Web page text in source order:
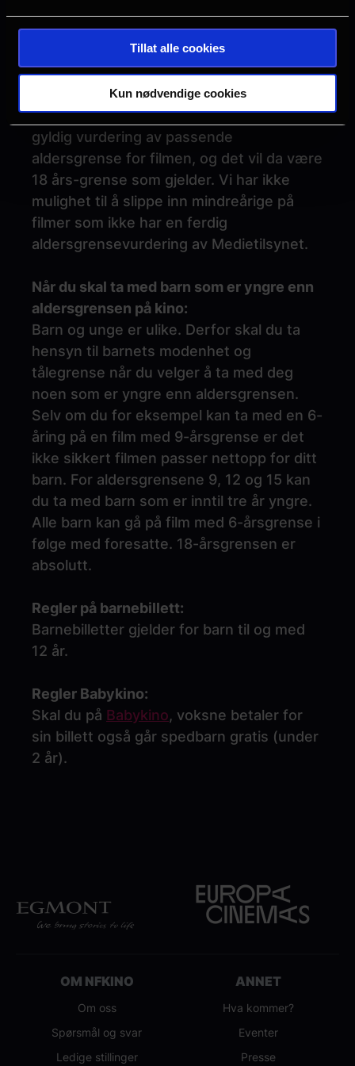
Tillat alle cookies
Kun nødvendige cookies
Dersom filmen ikke er ferdig vurdert av
Medietilsynet vil det stå "TBC" i
aldersgrensefeltet. Vi har da ikke en
gyldig vurdering av passende
aldersgrense for filmen, og det vil da være
18 års-grense som gjelder. Vi har ikke
mulighet til å slippe inn mindreårige på
filmer som ikke har en ferdig
aldersgrensevurdering av Medietilsynet.
Når du skal ta med barn som er yngre enn
aldersgrensen på kino:
Barn og unge er ulike. Derfor skal du ta
hensyn til barnets modenhet og
tålegrense når du velger å ta med deg
noen som er yngre enn aldersgrensen.
Selv om du for eksempel kan ta med en 6-
åring på en film med 9-årsgrense er det
ikke sikkert filmen passer nettopp for ditt
barn. For aldersgrensene 9, 12 og 15 kan
du ta med barn som er inntil tre år yngre.
Alle barn kan gå på film med 6-årsgrense i
følge med foresatte. 18-årsgrensen er
absolutt.
Regler på barnebillett:
Barnebilletter gjelder for barn til og med
12 år.
Regler Babykino:
Skal du på Babykino, voksne betaler for
sin billett også går spedbarn gratis (under
2 år).
OM NFKINO
Om oss
Spørsmål og svar
Ledige stillinger
ANNET
Hva kommer?
Eventer
Presse